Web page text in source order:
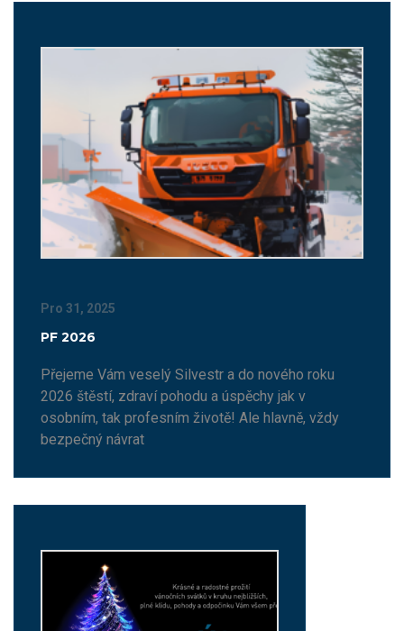
PF 2026
Přejeme Vám veselý Silvestr a do nového roku
2026 štěstí, zdraví pohodu a úspěchy jak v
osobním, tak profesním životě! Ale hlavně, vždy
bezpečný návrat
Pro 31, 2025